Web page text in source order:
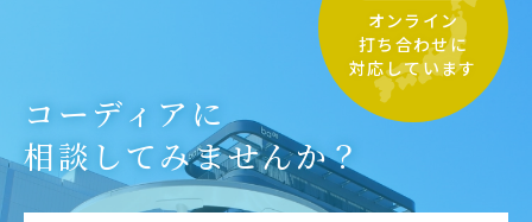
コーディアに
相談してみませんか？
オンライン
打ち合わせに
対応しています